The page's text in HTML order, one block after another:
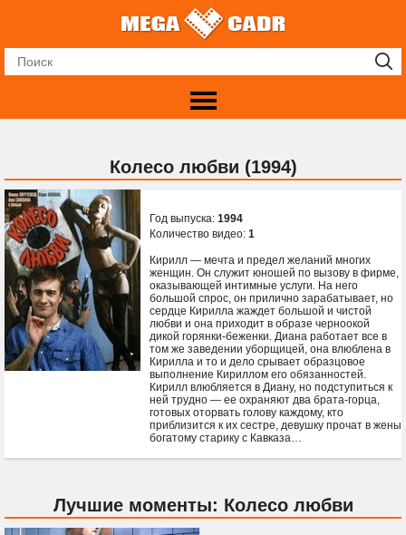
Колесо любви (1994)
Год выпуска: 1994
Количество видео: 1
Кирилл — мечта и предел желаний многих
женщин. Он служит юношей по вызову в фирме,
оказывающей интимные услуги. На него
большой спрос, он прилично зарабатывает, но
сердце Кирилла жаждет большой и чистой
любви и она приходит в образе черноокой
дикой горянки-беженки. Диана работает все в
том же заведении уборщицей, она влюблена в
Кирилла и то и дело срывает образцовое
выполнение Кириллом его обязанностей.
Кирилл влюбляется в Диану, но подступиться к
ней трудно — ее охраняют два брата-горца,
готовых оторвать голову каждому, кто
приблизится к их сестре, девушку прочат в жены
богатому старику с Кавказа…
Лучшие моменты: Колесо любви